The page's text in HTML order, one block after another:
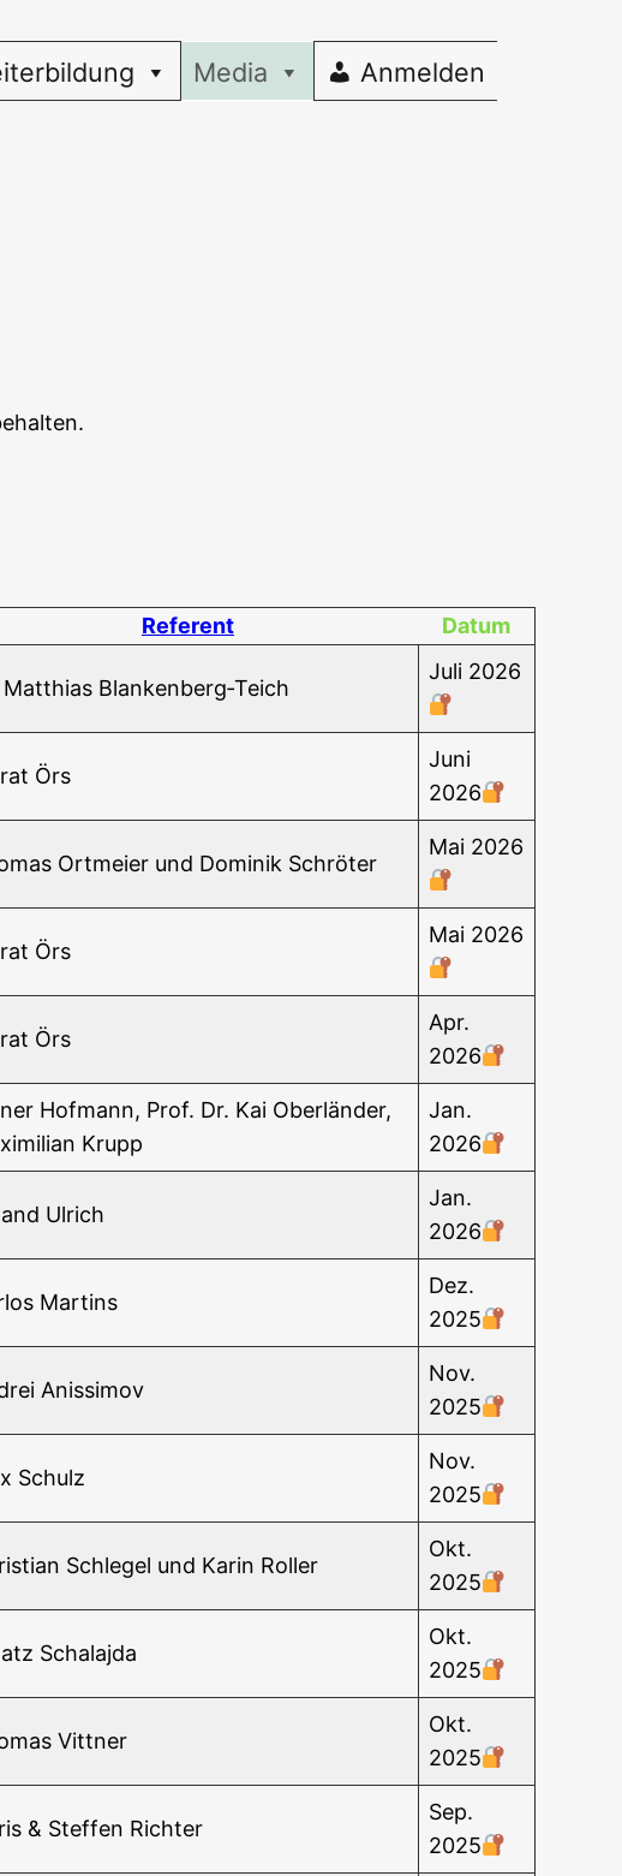
Media Anmelden
Refe­rent Datum
Mat­thi­as Blankenberg‑Teich
Juli 2026
Örs
Juni
2026
Ort­mei­er und Domi­nik Schröter
Mai 2026
Örs
Mai 2026
Örs
Apr.
2026
Hof­mann, Prof. Dr. Kai Ober­län­der,
Krupp
Jan.
2026
Ulrich
Jan.
2026
Martins
Dez.
2025
Anissimov
Nov.
2025
Schulz
Nov.
2025
Schle­gel und Karin Roller
Okt.
2025
Scha­laj­da
Okt.
2025
Vittner
Okt.
2025
& Stef­fen Richter
Sep.
2025